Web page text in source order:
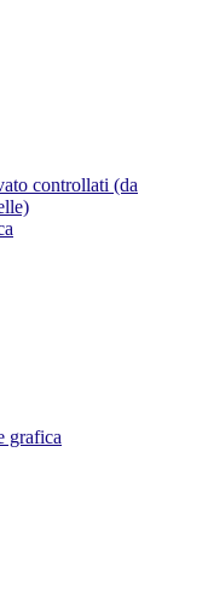
controllati (da
grafica